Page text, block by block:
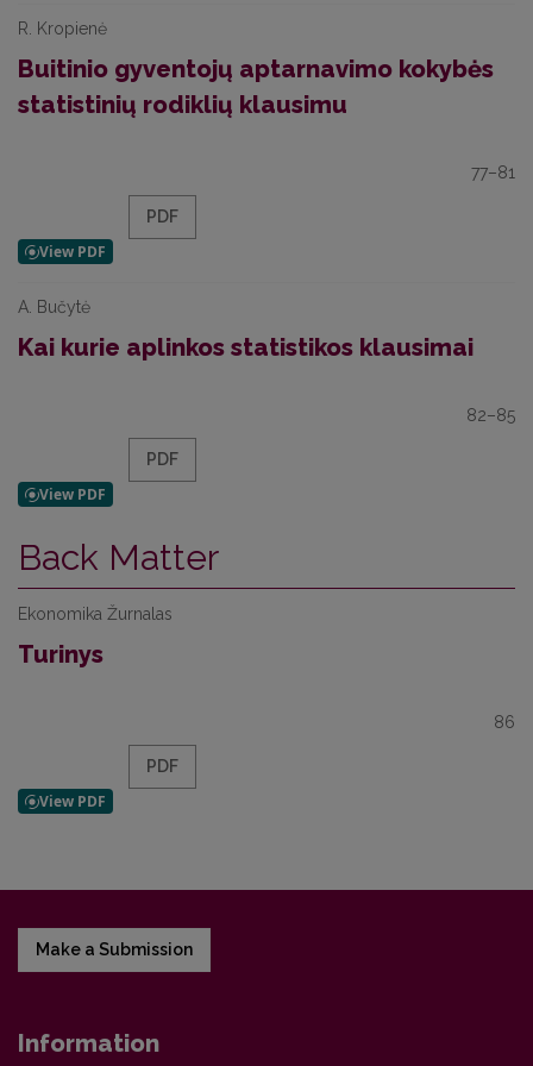
R. Kropienė
Buitinio gyventojų aptarnavimo kokybės
statistinių rodiklių klausimu
77–81
PDF
A. Bučytė
Kai kurie aplinkos statistikos klausimai
82–85
PDF
Back Matter
Ekonomika Žurnalas
Turinys
86
PDF
Make a Submission
Information